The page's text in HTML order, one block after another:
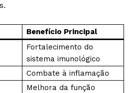
Benefício Principal
Fortalecimento do
sistema imunológico
Combate à inflamação
Melhora da função